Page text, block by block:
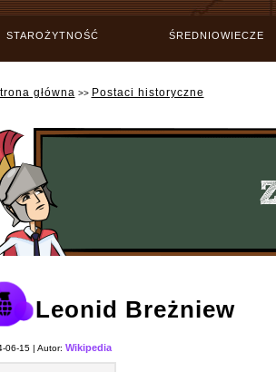
STAROŻYTNOŚĆ ŚREDNIOWIECZE
główna >> Postaci historyczne
Leonid Breżniew
06-15 | Autor: Wikipedia